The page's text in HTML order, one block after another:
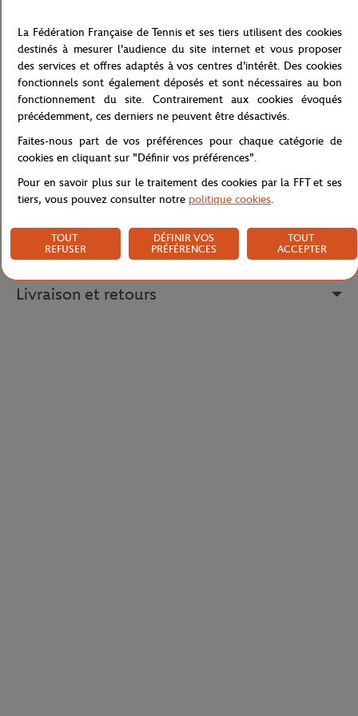
Le devant du t-shirt est orné d'un imprimé représentant un court
de tennis avec sa balle, ce qui lui confère un style élégant et
sportif. En bas du visuel se trouve un petit logo centré Roland
Garros, ajoutant ainsi une touche d'authenticité et de
reconnaissance au vêtement.
Référence : RTSM0523-BLA
Livraison et retours
La Fédération Française de Tennis et ses tiers utilisent des cookies
destinés à mesurer l'audience du site internet et vous proposer
des services et offres adaptés à vos centres d'intérêt. Des cookies
fonctionnels sont également déposés et sont nécessaires au bon
fonctionnement du site. Contrairement aux cookies évoqués
précédemment, ces derniers ne peuvent être désactivés.
Faites-nous part de vos préférences pour chaque catégorie de
cookies en cliquant sur "Définir vos préférences".
Pour en savoir plus sur le traitement des cookies par la FFT et ses
tiers, vous pouvez consulter notre politique cookies.
TOUT
REFUSER
DÉFINIR VOS
PRÉFÉRENCES
TOUT
ACCEPTER